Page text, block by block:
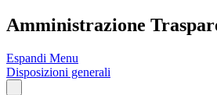
Amministrazione
Espandi Menu
Disposizioni generali